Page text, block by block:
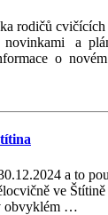
rodičů
novinkami a
o
a to
ve
obvyklém …